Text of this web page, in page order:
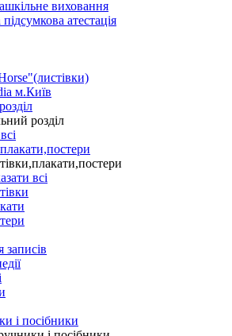
виховання
атестація
м.Київ
розділ
всі
і посібники